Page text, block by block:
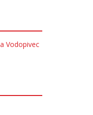
Vodopivec